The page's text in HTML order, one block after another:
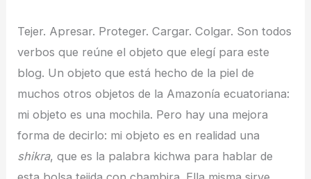
Tejer. Apresar. Proteger. Cargar. Colgar. Son todos
verbos que reúne el objeto que elegí para este
blog. Un objeto que está hecho de la piel de
muchos otros objetos de la Amazonía ecuatoriana:
mi objeto es una mochila. Pero hay una mejora
forma de decirlo: mi objeto es en realidad una
shikra, que es la palabra kichwa para hablar de